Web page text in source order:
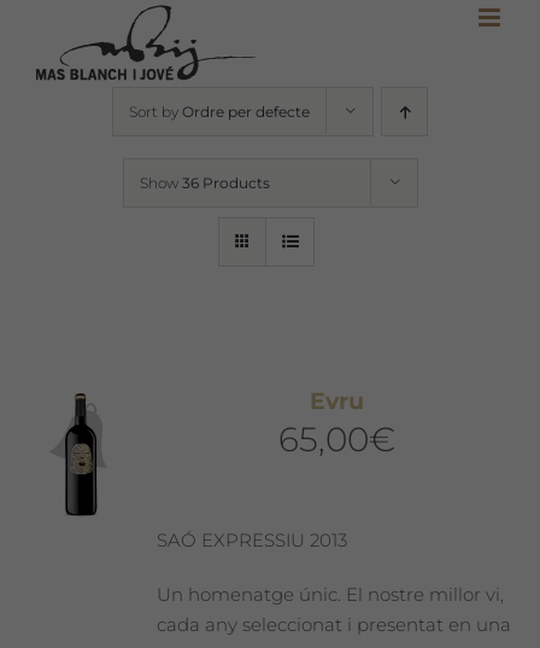
content
Sort by Ordre per defecte
Show 36 Products
Evru
65,00€
SAÓ EXPRESSIU 2013
Un homenatge únic. El nostre millor vi,
cada any seleccionat i presentat en una